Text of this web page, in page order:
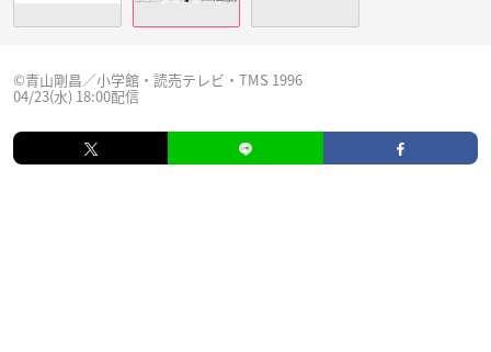
©青山剛昌／小学館・読売テレビ・TMS 1996
04/23(水) 18:00配信